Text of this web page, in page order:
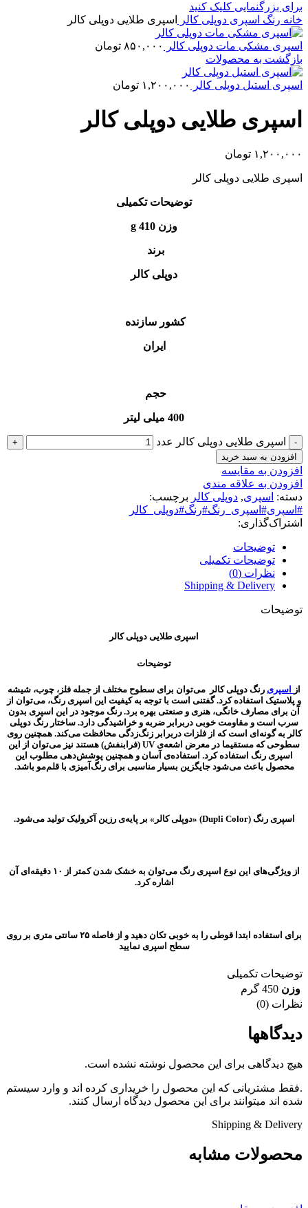
برای بزرگنمایی کلیک کنید
خانه رنگ اسپری دوپلی کالر اسپری طلایی دوپلی کالر
اسپری مشکی مات دوپلی کالر ۸۵۰,۰۰۰ تومان
بازگشت به محصولات
اسپری استیل دوپلی کالر ۱,۲۰۰,۰۰۰ تومان
اسپری طلایی دوپلی کالر
۱,۲۰۰,۰۰۰ تومان
اسپری طلایی دوپلی کالر
توضیحات تکمیلی
وزن 410 g
برند
دوپلی کالر
کشور سازنده
ایران
حجم
400 میلی لیتر
اسپری طلایی دوپلی کالر عدد
افزودن به سبد خرید
افزودن به مقایسه
افزودن به علاقه مندی
دسته: اسپری, دوپلی کالر برچسب:
#اسپری#اسپری_رنگ#رنگ#دوپلی_کالر
اشتراک‌گذاری:
توضیحات
توضیحات تکمیلی
نظرات (0)
Shipping & Delivery
توضیحات
اسپری طلایی دوپلی کالر
توضیحات
از اسپری رنگ دوپلی کالر می‌توان برای سطوح مختلف از جمله فلز، چوب، شیشه
و پلاستیک استفاده کرد. گفتنی است با توجه به کیفیت این اسپری رنگ، می‌توان از
آن برای مصارف خانگی، هنری و صنعتی بهره برد. رنگ موجود در این اسپری بدون
سرب است و مقاومت خوبی دربرابر ضربه و خراشیدگی دارد. ساختار رنگ دوپلی
کالر به گونه‌ای است که از فلزات دربرابر زنگ‌زدگی محافظت می‌کند. همچنین روی
سطوحی که مستقیما در معرض اشعه‌ی UV (فرابنفش) هستند نیز می‌توان از این
اسپری رنگ استفاده کرد. استفاده‌ی آسان و همچنین پوشش‌دهی مطلوب این
محصول باعث می‌شود جایگزین بسیار مناسبی برای رنگ‌آمیزی با قلم‌مو باشد.
اسپری رنگ (Dupli Color) «دوپلی کالر» بر پایه‌ی رزین آکرولیک تولید می‌شود.
از ویژگی‌‌های این نوع اسپری رنگ‌ می‌توان به خشک‌ شدن کمتر از ۱۰ دقیقه‌ای آن
اشاره کرد.
برای استفاده ابتدا قوطی را به خوبی تکان دهید و از فاصله ۲۵ سانتی متری بر روی
سطح اسپری نمایید
توضیحات تکمیلی
وزن 450 گرم
نظرات (0)
دیدگاهها
هیچ دیدگاهی برای این محصول نوشته نشده است.
.فقط مشتریانی که این محصول را خریداری کرده اند و وارد سیستم
شده اند میتوانند برای این محصول دیدگاه ارسال کنند.
Shipping & Delivery
محصولات مشابه